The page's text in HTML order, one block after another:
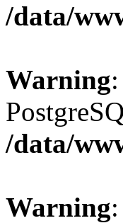
/data/
Warning
/data/
Warning